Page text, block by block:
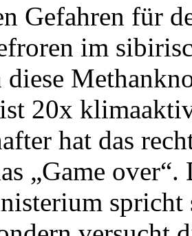
Gefahren für
im
diese
20x
hat das
„Game